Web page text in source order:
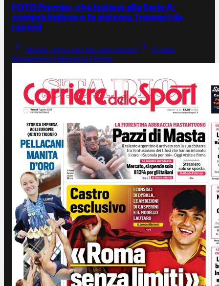
FOTO Premier, che lezione alla Serie A:
compra inglese e fa sistema. I numeri da
record
Molina, arrivo previsto entro martedì
Il colpo
Mastantuono entusiasma Firenze